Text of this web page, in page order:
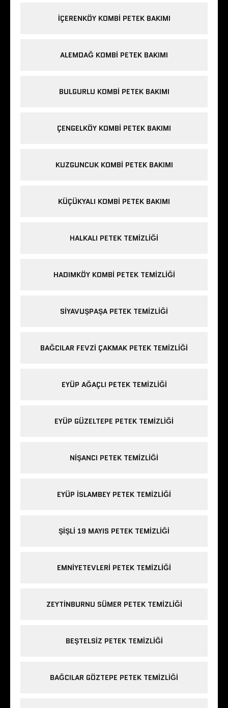
IÇERENKÖY KOMBI PETEK BAKIMI
ALEMDAĞ KOMBI PETEK BAKIMI
BULGURLU KOMBI PETEK BAKIMI
ÇENGELKÖY KOMBI PETEK BAKIMI
KUZGUNCUK KOMBI PETEK BAKIMI
KÜÇÜKYALI KOMBI PETEK BAKIMI
HALKALI PETEK TEMIZLIĞI
HADIMKÖY KOMBI PETEK TEMIZLIĞI
SIYAVUŞPAŞA PETEK TEMIZLIĞI
BAĞCILAR FEVZI ÇAKMAK PETEK TEMIZLIĞI
EYÜP AĞAÇLI PETEK TEMIZLIĞI
EYÜP GÜZELTEPE PETEK TEMIZLIĞI
NIŞANCI PETEK TEMIZLIĞI
EYÜP ISLAMBEY PETEK TEMIZLIĞI
ŞIŞLI 19 MAYIS PETEK TEMIZLIĞI
EMNIYETEVLERI PETEK TEMIZLIĞI
ZEYTINBURNU SÜMER PETEK TEMIZLIĞI
BEŞTELSIZ PETEK TEMIZLIĞI
BAĞCILAR GÖZTEPE PETEK TEMIZLIĞI